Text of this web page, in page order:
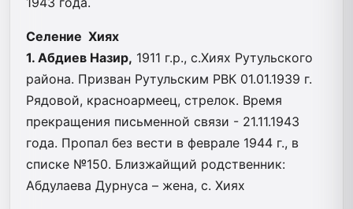
Селение Хиях
1. Абдиев Назир, 1911 г.р., с.Хиях Рутульского
района. Призван Рутульским РВК 01.01.1939 г.
Рядовой, красноармеец, стрелок. Время
прекращения письменной связи - 21.11.1943
года. Пропал без вести в феврале 1944 г., в
списке №150. Близжайщий родственник:
Абдулаева Дурнуса – жена, с. Хиях